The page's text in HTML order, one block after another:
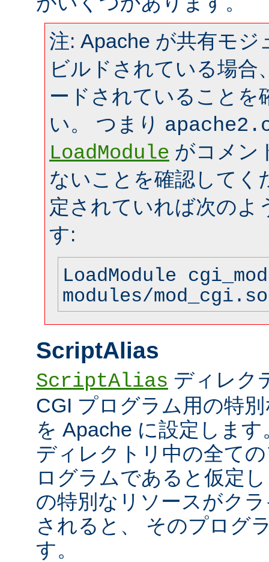
注: Apache が共有モジ
ビルドされている場合
ードされていることを
い。 つまり
LoadModule がコメン
ないことを確認してく
定されていれば次のよ
す:
LoadModule
modules/mod_cgi.so
ScriptAlias
ScriptAlias ディレク
CGI プログラム用の特
を Apache に設定しま
ディレクトリ中の全て
ログラムであると仮定
の特別なリソースがク
されると、 そのプログ
す。